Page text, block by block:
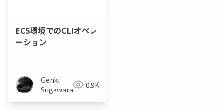
ECS環境でのCLIオペレ
ーション
Genki
Sugawara
0.9K